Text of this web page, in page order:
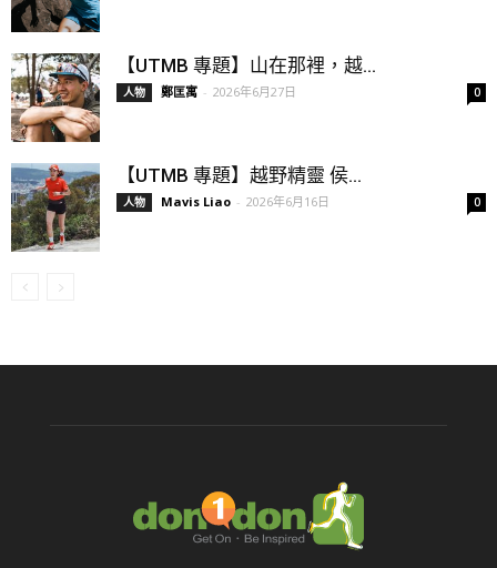
【UTMB 專題】山在那裡，越...
人物 鄭匡寓 - 2026年6月27日 0
【UTMB 專題】越野精靈 侯...
人物 Mavis Liao - 2026年6月16日 0